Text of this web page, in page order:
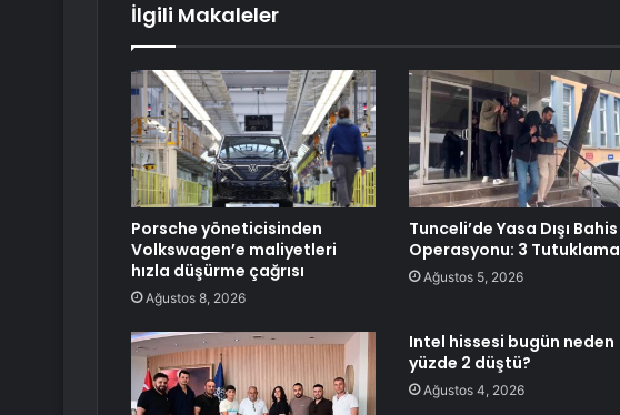
İlgili Makaleler
Porsche yöneticisinden
Volkswagen’e maliyetleri
hızla düşürme çağrısı
Ağustos 8, 2026
Tunceli’de Yasa Dışı Bahis
Operasyonu: 3 Tutuklama
Ağustos 5, 2026
Intel hissesi bugün neden
yüzde 2 düştü?
Ağustos 4, 2026